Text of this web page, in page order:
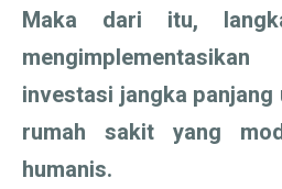
Maka dari itu,
investasi jangka
rumah sakit yang
humanis.